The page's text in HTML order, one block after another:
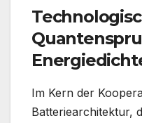
Im Kern der
Batteriearchitektur,